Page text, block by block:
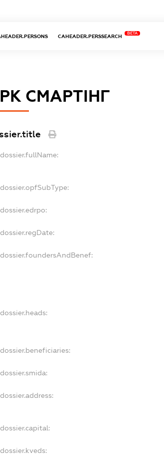
CAHEADER.PERSSEARCH
BETA
СМАРТІНГ
dossier.fullName:
dossier.opfSubType:
dossier.edrpo:
dossier.regDate:
dossier.foundersAndBenef:
dossier.heads:
dossier.beneficiaries:
dossier.smida:
dossier.address:
dossier.capital:
dossier.kveds: